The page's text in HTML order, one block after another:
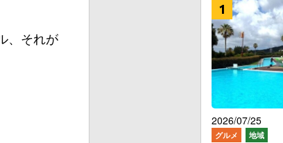
、それが
2026/07/25
グルメ 地域